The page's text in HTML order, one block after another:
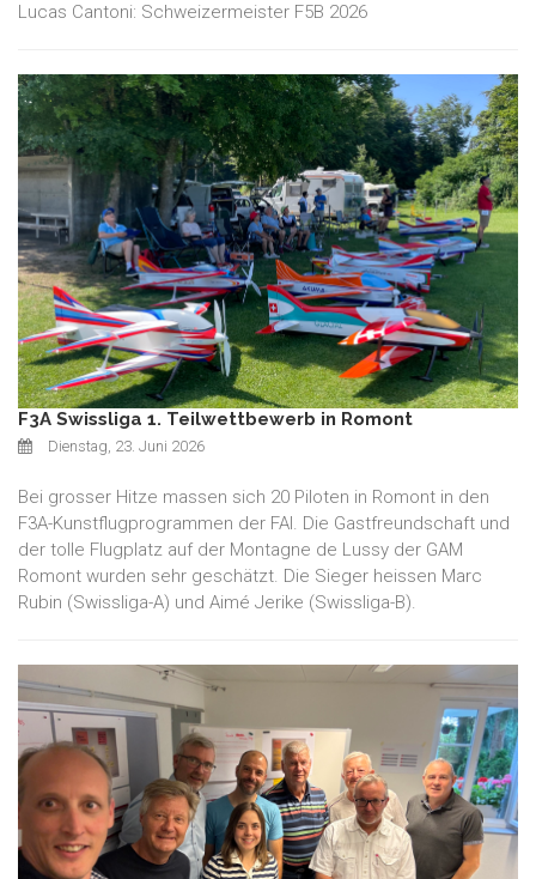
Lucas Cantoni: Schweizermeister F5B 2026
F3A Swissliga 1. Teilwettbewerb in Romont
Dienstag, 23. Juni 2026
Bei grosser Hitze massen sich 20 Piloten in Romont in den
F3A-Kunstflugprogrammen der FAI. Die Gastfreundschaft und
der tolle Flugplatz auf der Montagne de Lussy der GAM
Romont wurden sehr geschätzt. Die Sieger heissen Marc
Rubin (Swissliga-A) und Aimé Jerike (Swissliga-B).